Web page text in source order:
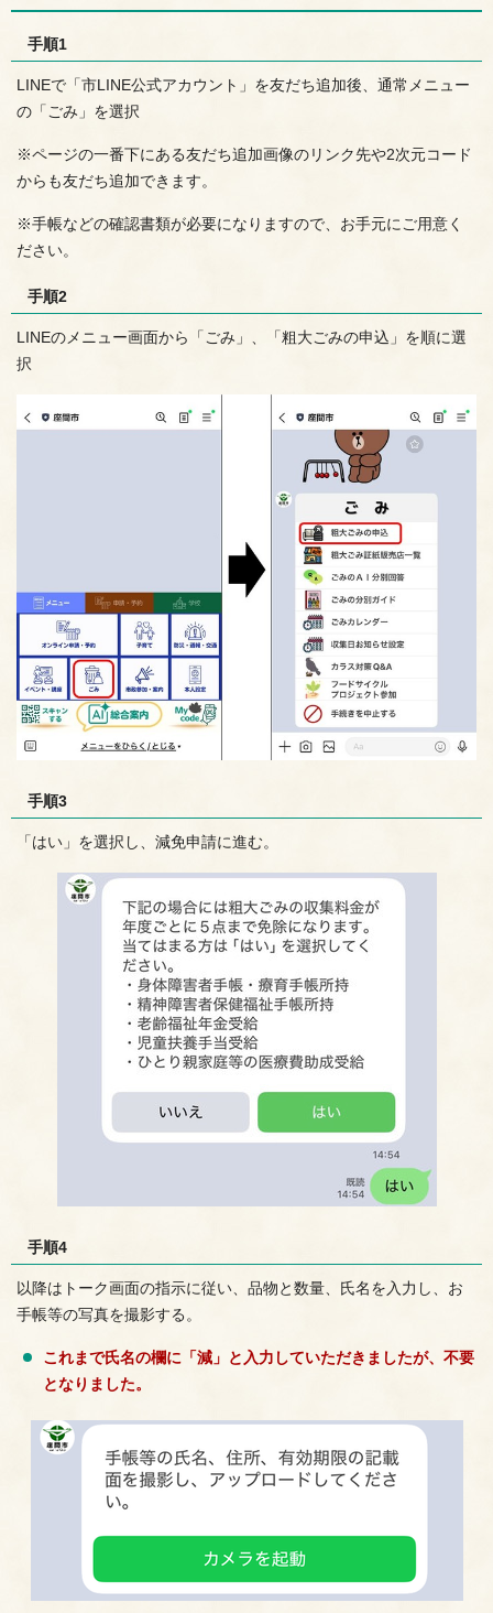
手順1
LINEで「市LINE公式アカウント」を友だち追加後、通常メニュー
の「ごみ」を選択
※ページの一番下にある友だち追加画像のリンク先や2次元コード
からも友だち追加できます。
※手帳などの確認書類が必要になりますので、お手元にご用意く
ださい。
手順2
LINEのメニュー画面から「ごみ」、「粗大ごみの申込」を順に選
択
手順3
「はい」を選択し、減免申請に進む。
手順4
以降はトーク画面の指示に従い、品物と数量、氏名を入力し、お
手帳等の写真を撮影する。
これまで氏名の欄に「減」と入力していただきましたが、不要
となりました。